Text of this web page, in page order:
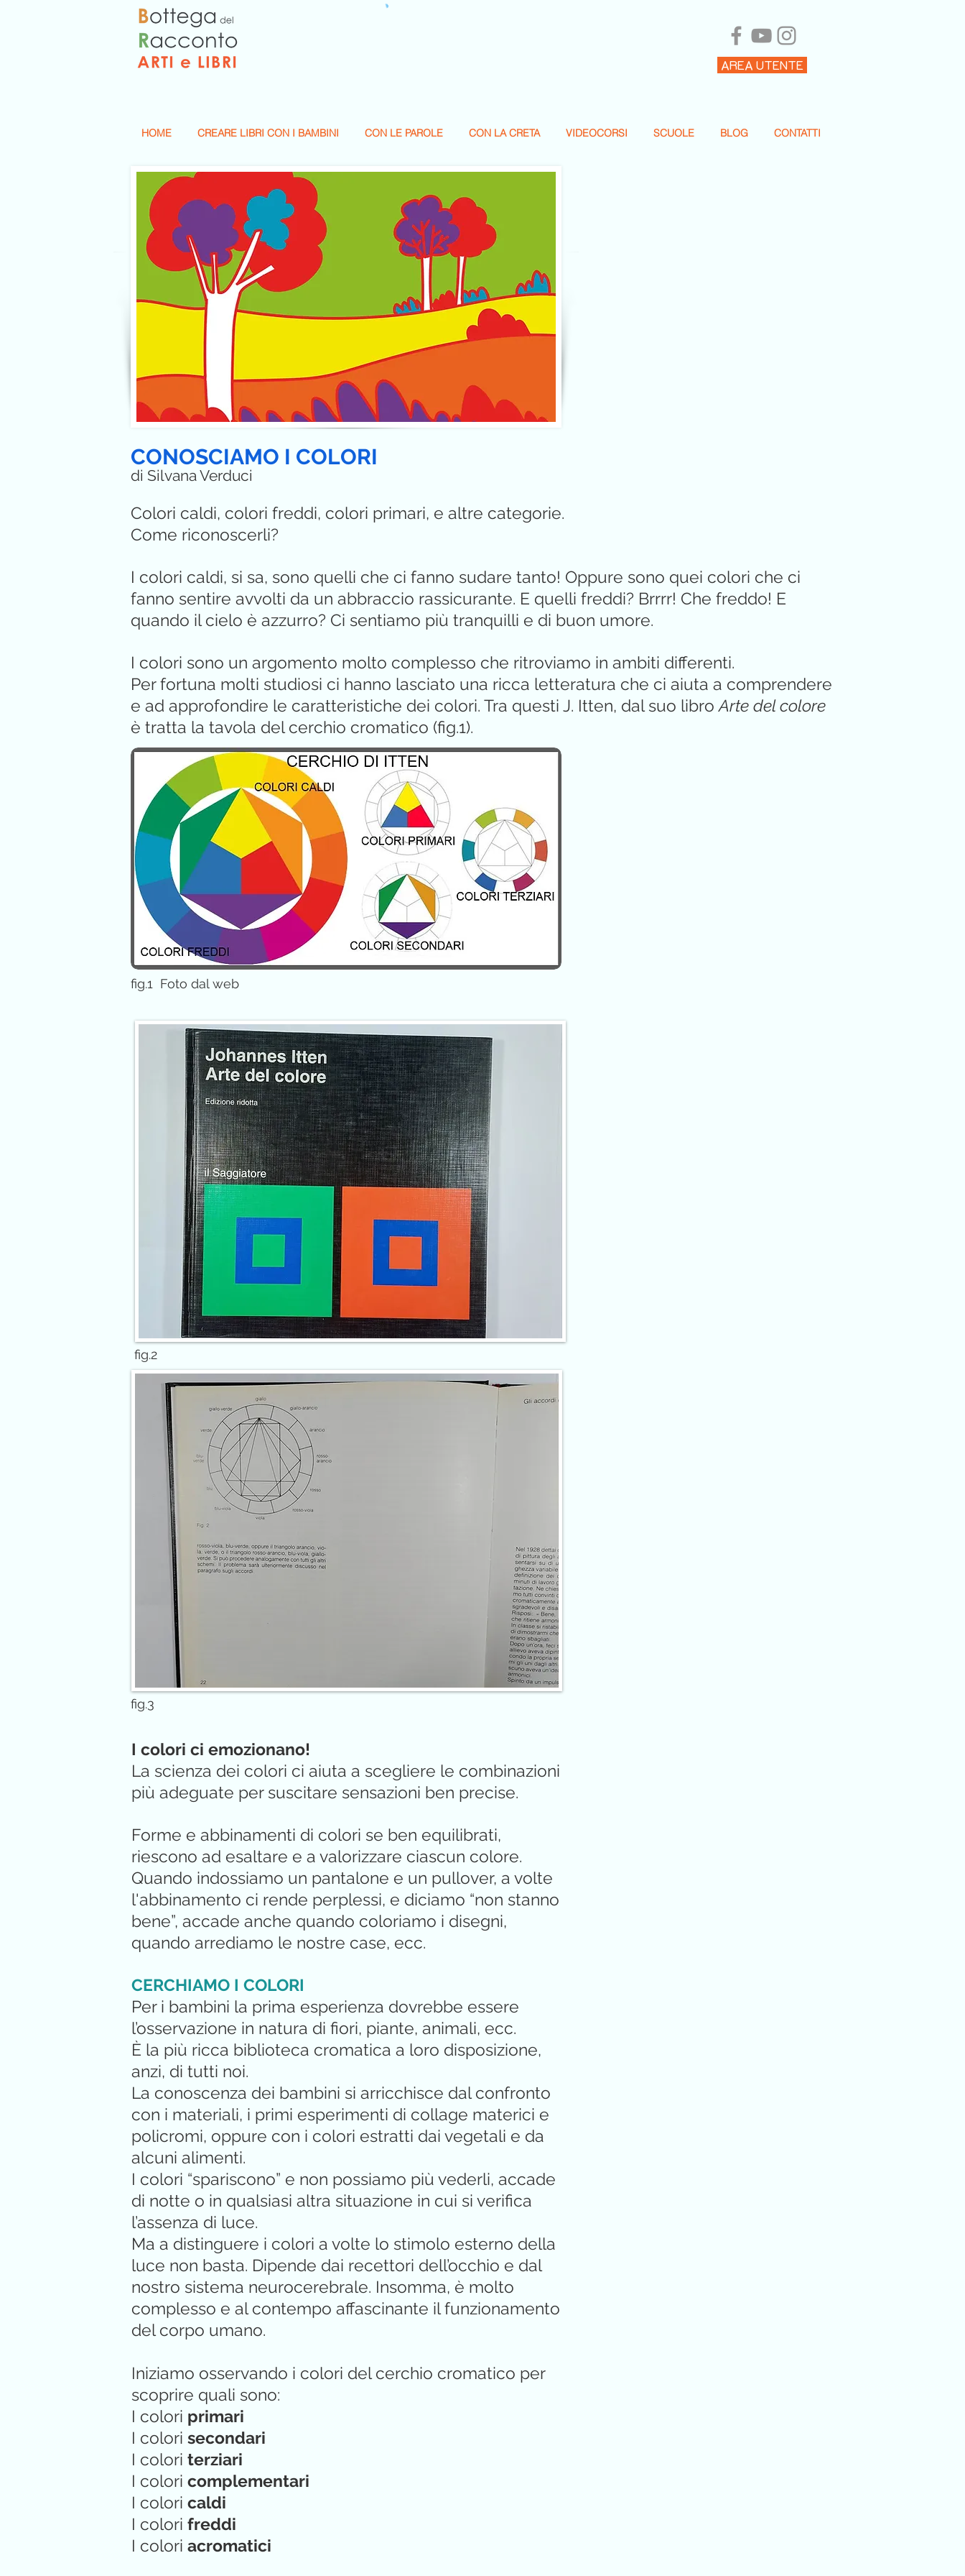
AREA UTENTE
HOME CREARE LIBRI CON I BAMBINI CON LE PAROLE CON LA CRETA VIDEOCORSI SCUOLE BLOG CONTATTI
CONOSCIAMO I COLORI
di Silvana Verduci
Colori caldi, colori freddi, colori primari, e altre categorie.
Come riconoscerli?
I colori caldi, si sa, sono quelli che ci fanno sudare tanto! Oppure sono quei colori che ci
fanno sentire avvolti da un abbraccio rassicurante. E quelli freddi? Brrrr! Che freddo! E
quando il cielo è azzurro? Ci sentiamo più tranquilli e di buon umore.
I colori sono un argomento molto complesso che ritroviamo in ambiti differenti.
Per fortuna molti studiosi ci hanno lasciato una ricca letteratura che ci aiuta a comprendere
e ad approfondire le caratteristiche dei colori. Tra questi J. Itten, dal suo libroArte del colore
è tratta la tavola del cerchio cromatico (fig.1).
fig.1 Foto dal web
fig.2
fig.3
I colori ci emozionano!
La scienza dei colori ci aiuta a scegliere le combinazioni
più adeguate per suscitare sensazioni ben precise.
Forme e abbinamenti di colori se ben equilibrati,
riescono ad esaltare e a valorizzare ciascun colore.
Quando indossiamo un pantalone e un pullover, a volte
l'abbinamento ci rende perplessi, e diciamo “non stanno
bene”, accade anche quando coloriamo i disegni,
quando arrediamo le nostre case, ecc.
CERCHIAMO I COLORI
Per i bambini la prima esperienza dovrebbe essere
l’osservazione in natura di fiori, piante, animali, ecc.
È la più ricca biblioteca cromatica a loro disposizione,
anzi, di tutti noi.
La conoscenza dei bambini si arricchisce dal confronto
con i materiali, i primi esperimenti di collage materici e
policromi, oppure con i colori estratti dai vegetali e da
alcuni alimenti.
I colori “spariscono” e non possiamo più vederli, accade
di notte o in qualsiasi altra situazione in cui si verifica
l’assenza di luce.
Ma a distinguere i colori a volte lo stimolo esterno della
luce non basta. Dipende dai recettori dell’occhio e dal
nostro sistema neurocerebrale. Insomma, è molto
complesso e al contempo affascinante il funzionamento
del corpo umano.
Iniziamo osservando i colori del cerchio cromatico per
scoprire quali sono:
I colori primari
I colori secondari
I colori terziari
I colori complementari
I colori caldi
I colori freddi
I colori acromatici